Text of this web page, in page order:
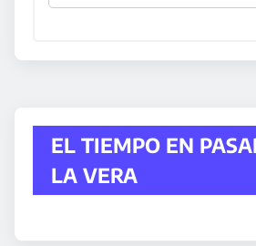
EL TIEMPO EN
LA VERA